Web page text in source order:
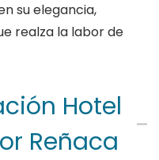
su elegancia,
realza la labor de
Hotel
Reñaca